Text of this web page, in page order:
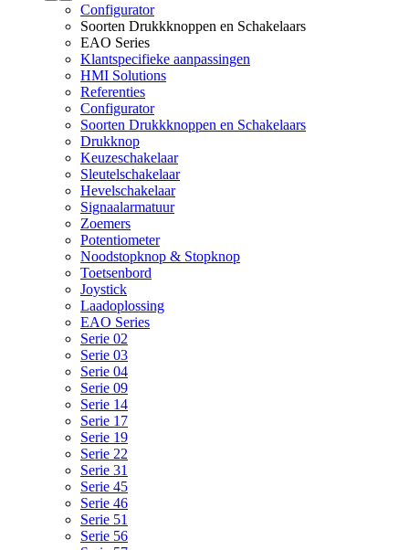
Configurator
Soorten Drukkknoppen en Schakelaars
EAO Series
Klantspecifieke aanpassingen
HMI Solutions
Referenties
Configurator
Soorten Drukkknoppen en Schakelaars
Drukknop
Keuzeschakelaar
Sleutelschakelaar
Hevelschakelaar
Signaalarmatuur
Zoemers
Potentiometer
Noodstopknop & Stopknop
Toetsenbord
Joystick
Laadoplossing
EAO Series
Serie 02
Serie 03
Serie 04
Serie 09
Serie 14
Serie 17
Serie 19
Serie 22
Serie 31
Serie 45
Serie 46
Serie 51
Serie 56